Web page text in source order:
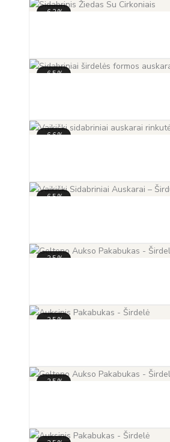
-63%
-65%
-66%
-65%
-35%
-35%
-35%